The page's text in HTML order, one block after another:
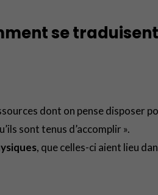
se
dont on pense disposer
sont tenus d’accomplir ».
, que celles-ci aient lieu